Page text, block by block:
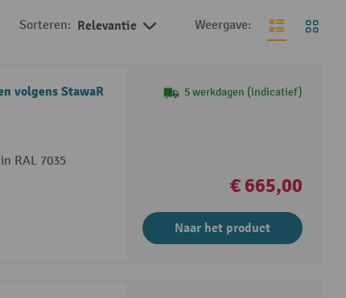
Sorteren: Relevantie Weergave:
volgens StawaR
RAL 7035
5 werkdagen (indicatief)
€ 665,00
Naar het product